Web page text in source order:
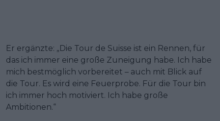
Er ergänzte: „Die Tour de Suisse ist ein Rennen, für
das ich immer eine große Zuneigung habe. Ich habe
mich bestmöglich vorbereitet – auch mit Blick auf
die Tour. Es wird eine Feuerprobe. Für die Tour bin
ich immer hoch motiviert. Ich habe große
Ambitionen.“